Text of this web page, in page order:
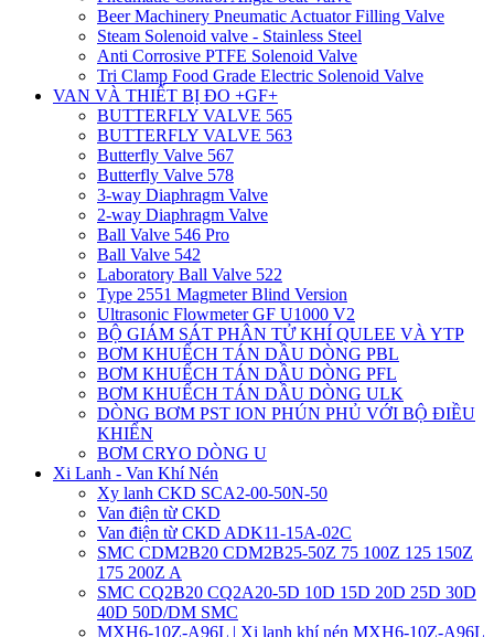
Beer Machinery Pneumatic Actuator Filling Valve
Steam Solenoid valve - Stainless Steel
Anti Corrosive PTFE Solenoid Valve
Tri Clamp Food Grade Electric Solenoid Valve
VAN VÀ THIẾT BỊ ĐO +GF+
BUTTERFLY VALVE 565
BUTTERFLY VALVE 563
Butterfly Valve 567
Butterfly Valve 578
3-way Diaphragm Valve
2-way Diaphragm Valve
Ball Valve 546 Pro
Ball Valve 542
Laboratory Ball Valve 522
Type 2551 Magmeter Blind Version
Ultrasonic Flowmeter GF U1000 V2
BỘ GIÁM SÁT PHÂN TỬ KHÍ QULEE VÀ YTP
BƠM KHUẾCH TÁN DẦU DÒNG PBL
BƠM KHUẾCH TÁN DẦU DÒNG PFL
BƠM KHUẾCH TÁN DẦU DÒNG ULK
DÒNG BƠM PST ION PHÚN PHỦ VỚI BỘ ĐIỀU
KHIỂN
BƠM CRYO DÒNG U
Xi Lanh - Van Khí Nén
Xy lanh CKD SCA2-00-50N-50
Van điện từ CKD
Van điện từ CKD ADK11-15A-02C
SMC CDM2B20 CDM2B25-50Z 75 100Z 125 150Z
175 200Z A
SMC CQ2B20 CQ2A20-5D 10D 15D 20D 25D 30D
40D 50D/DM SMC
MXH6-10Z-A96L | Xi lanh khí nén MXH6-10Z-A96L